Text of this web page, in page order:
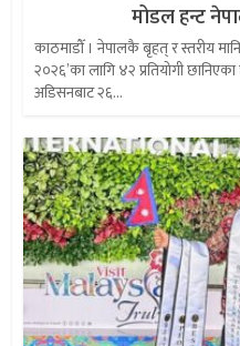
मोडल हन्ट
काठमाडौँ । नेपालकै बृहत् र स्तरीय
२०२६’का लागि ४२ प्रतियोगी
अडिसनबाट २६...